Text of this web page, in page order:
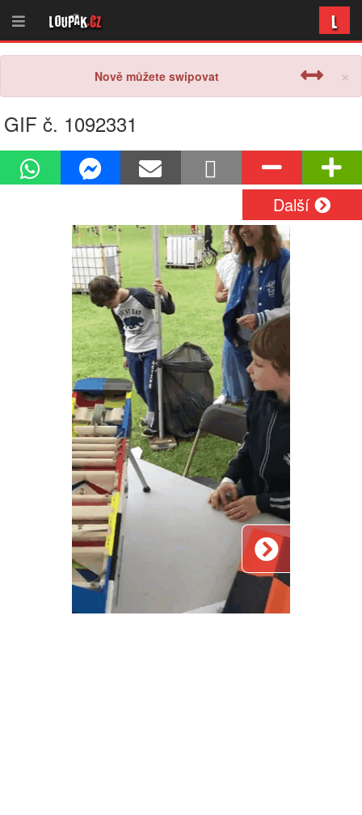
Loupak.cz L
×
Nově můžete swipovat
GIF č. 1092331
Další